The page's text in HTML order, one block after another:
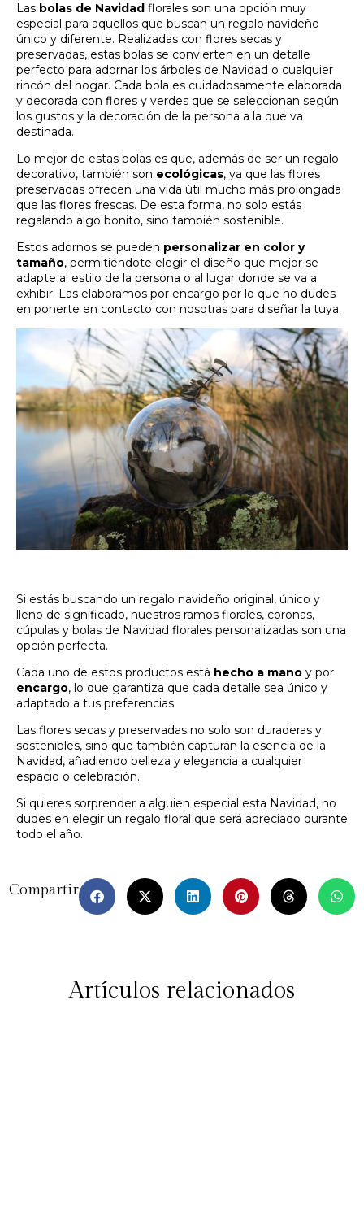
Las bolas de Navidad florales son una opción muy
especial para aquellos que buscan un regalo navideño
único y diferente. Realizadas con flores secas y
preservadas, estas bolas se convierten en un detalle
perfecto para adornar los árboles de Navidad o cualquier
rincón del hogar. Cada bola es cuidadosamente elaborada
y decorada con flores y verdes que se seleccionan según
los gustos y la decoración de la persona a la que va
destinada.
Lo mejor de estas bolas es que, además de ser un regalo
decorativo, también son ecológicas, ya que las flores
preservadas ofrecen una vida útil mucho más prolongada
que las flores frescas. De esta forma, no solo estás
regalando algo bonito, sino también sostenible.
Estos adornos se pueden personalizar en color y
tamaño, permitiéndote elegir el diseño que mejor se
adapte al estilo de la persona o al lugar donde se va a
exhibir. Las elaboramos por encargo por lo que no dudes
en ponerte en contacto con nosotras para diseñar la tuya.
Si estás buscando un regalo navideño original, único y
lleno de significado, nuestros ramos florales, coronas,
cúpulas y bolas de Navidad florales personalizadas son una
opción perfecta.
Cada uno de estos productos está hecho a mano y por
encargo, lo que garantiza que cada detalle sea único y
adaptado a tus preferencias.
Las flores secas y preservadas no solo son duraderas y
sostenibles, sino que también capturan la esencia de la
Navidad, añadiendo belleza y elegancia a cualquier
espacio o celebración.
Si quieres sorprender a alguien especial esta Navidad, no
dudes en elegir un regalo floral que será apreciado durante
todo el año.
Compartir
Artículos relacionados